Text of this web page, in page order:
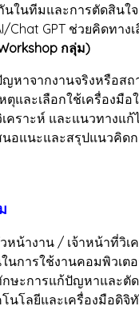
นในทีมและการตัดสินใ
Chat GPT ช่วยคิดทา
กลุ่ม)
ญหาจากงานจริงหรือส
ตุและเลือกใช้เครื่องมือ
คราะห์ และแนวทางแ
นอแนะและสรุปแนวคิด
หน้างาน / เจ้าหน้าที่วิเ
นการใช้งานคอมพิวเต
ษะการแก้ปัญหาและตัด
นโลยีและเครื่องมือดิ